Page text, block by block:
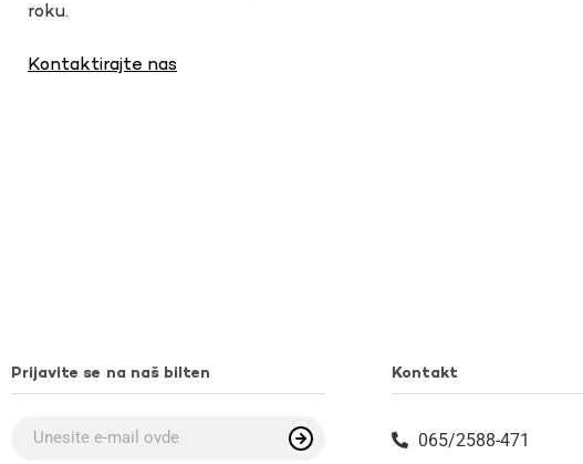
roku.
Kontaktirajte nas
Prijavite se na naš bilten Kontakt
065/2588-471